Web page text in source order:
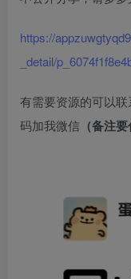
https://
_detail/
有需要资源的可以
码加我微信 （备注